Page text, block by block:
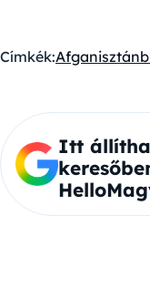
Címkék:Afganisztán
Itt